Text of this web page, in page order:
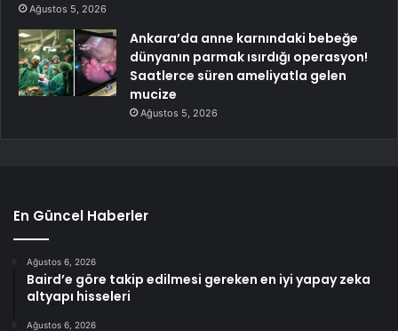
Ağustos 5, 2026
Ankara’da anne karnındaki bebeğe
dünyanın parmak ısırdığı operasyon!
Saatlerce süren ameliyatla gelen
mucize
Ağustos 5, 2026
En Güncel Haberler
Ağustos 6, 2026
Baird’e göre takip edilmesi gereken en iyi yapay zeka
altyapı hisseleri
Ağustos 6, 2026